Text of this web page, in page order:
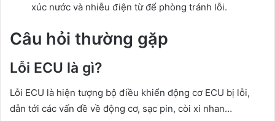
xúc nước và nhiễu điện từ để phòng tránh lỗi.
Câu hỏi thường gặp
Lỗi ECU là gì?
Lỗi ECU là hiện tượng bộ điều khiển động cơ ECU bị lỗi,
dẫn tới các vấn đề về động cơ, sạc pin, còi xi nhan…